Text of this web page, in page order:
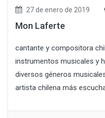
27 de enero de 2019
Mon Laferte
cantante y compositora
instrumentos musicales y
diversos géneros
artista chilena más